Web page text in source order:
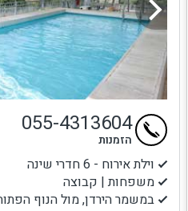
וילת אירוח - 6 חדרי שינה
משפחות | קבוצה
במשמר הירדן, מול הנוף
055-4313604
הזמנות